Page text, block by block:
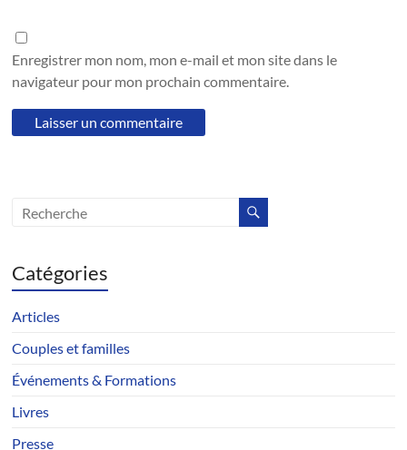
Enregistrer mon nom, mon e-mail et mon site dans le
navigateur pour mon prochain commentaire.
Catégories
Articles
Couples et familles
Événements & Formations
Livres
Presse